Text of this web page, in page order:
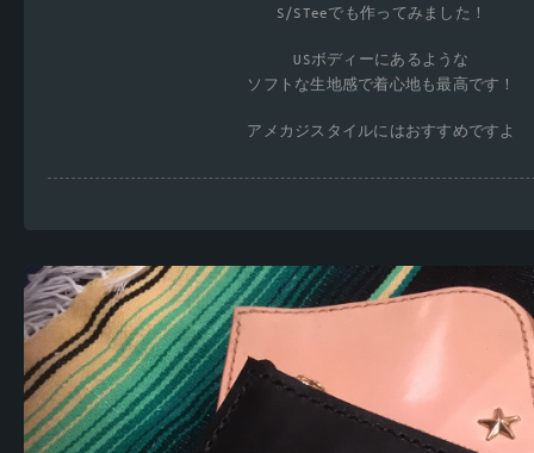
S/STeeでも作ってみました！
USボディーにあるような
ソフトな生地感で着心地も最高です！
アメカジスタイルにはおすすめですよ